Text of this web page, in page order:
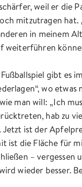
weil er die
mitzutragen hat.
in meinem
weiterführen
gibt es
wo etwas
man will: „Ich
hab zu
ist der
ist die Fläche für
– vergessen
wieder besser.